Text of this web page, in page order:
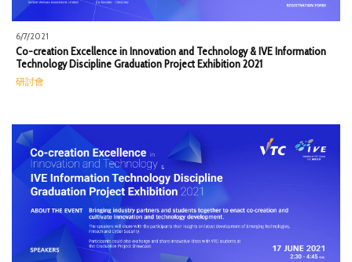
6/7/2021
Co-creation Excellence in Innovation and Technology & IVE Information
Technology Discipline Graduation Project Exhibition 2021
研討會